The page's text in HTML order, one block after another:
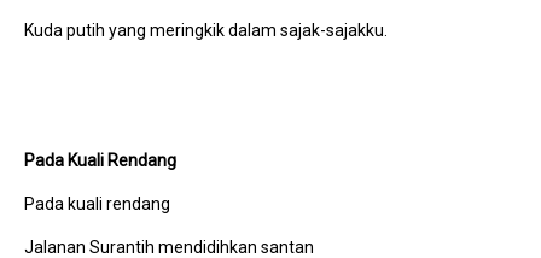
Kuda putih yang meringkik dalam sajak-sajakku.
Pada Kuali Rendang
Pada kuali rendang
Jalanan Surantih mendidihkan santan